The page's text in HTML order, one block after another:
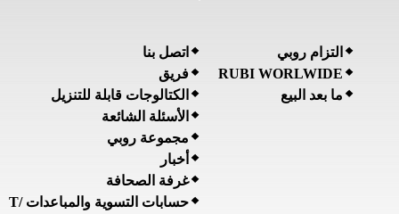
التزام روبي
RUBI WORLWIDE
ما بعد البيع
اتصل بنا
فريق
الكتالوجات قابلة للتنزيل
الأسئلة الشائعة
مجموعة روبي
أخبار
غرفة الصحافة
حسابات التسوية والمباعدات /T